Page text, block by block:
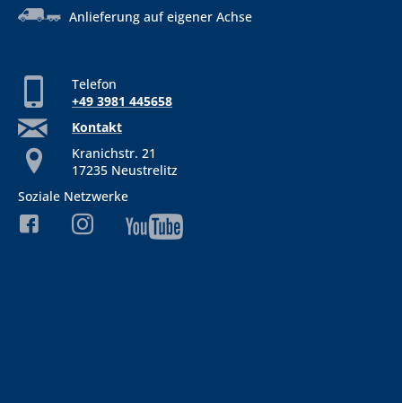
Anlieferung auf eigener Achse
Telefon
+49 3981 445658
Kontakt
Kranichstr. 21
17235 Neustrelitz
Soziale Netzwerke